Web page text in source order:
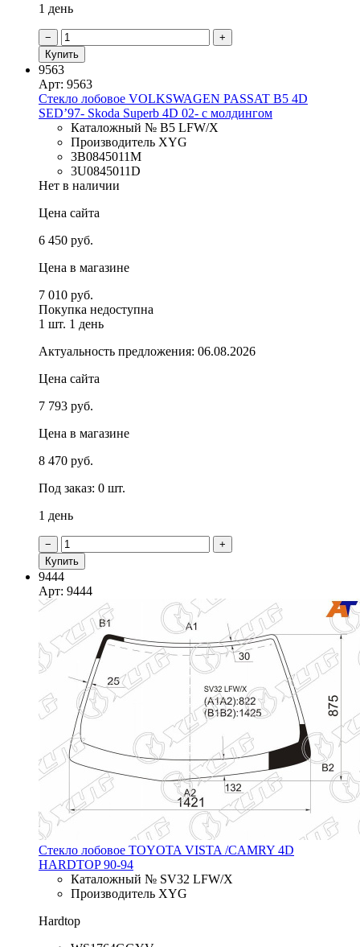
1 день
−
+
Купить
9563
Арт: 9563
Стекло лобовое VOLKSWAGEN PASSAT B5 4D
SED’97- Skoda Superb 4D 02- с молдингом
Каталожный № B5 LFW/X
Производитель XYG
3B0845011M
3U0845011D
Нет в наличии
Цена сайта
6 450 руб.
Цена в магазине
7 010 руб.
Покупка недоступна
1 шт. 1 день
Актуальность предложения: 06.08.2026
Цена сайта
7 793 руб.
Цена в магазине
8 470 руб.
Под заказ: 0 шт.
1 день
−
+
Купить
9444
Арт: 9444
Стекло лобовое TOYOTA VISTA /CAMRY 4D
HARDTOP 90-94
Каталожный № SV32 LFW/X
Производитель XYG
Hardtop